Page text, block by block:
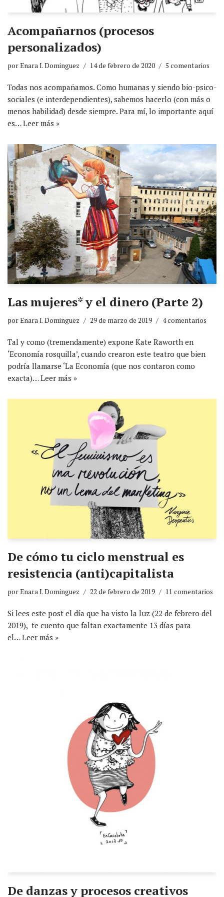
Acompañarnos (procesos
personalizados)
porEnara I. Dominguez 14 de febrero de 2020 5 comentarios
Todas nos acompañamos. Como humanas y siendo bio-psico-
sociales (e interdependientes), sabemos hacerlo (con más o
menos habilidad) desde siempre. Para mí, lo importante aquí
es…Leer más »
Las mujeres* y el dinero (Parte 2)
porEnara I. Dominguez 29 de marzo de 2019 4 comentarios
Tal y como (tremendamente) expone Kate Raworth en
‘Economía rosquilla’, cuando crearon este teatro que bien
podría llamarse ‘La Economía (que nos contaron como
exacta)…Leer más »
De cómo tu ciclo menstrual es
resistencia (anti)capitalista
porEnara I. Dominguez 22 de febrero de 2019 11 comentarios
Si lees este post el día que ha visto la luz (22 de febrero del
2019), te cuento que faltan exactamente 13 días para
el…Leer más »
De danzas y procesos creativos